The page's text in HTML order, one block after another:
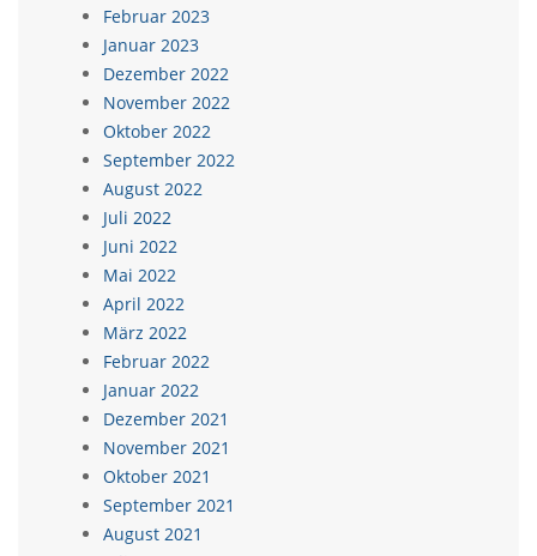
Februar 2023
Januar 2023
Dezember 2022
November 2022
Oktober 2022
September 2022
August 2022
Juli 2022
Juni 2022
Mai 2022
April 2022
März 2022
Februar 2022
Januar 2022
Dezember 2021
November 2021
Oktober 2021
September 2021
August 2021